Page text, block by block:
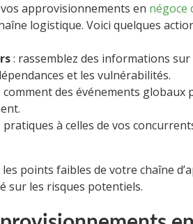
approvisionnements en négoce
logistique. Voici quelques
: rassemblez des informations
et les vulnérabilités.
comment des événements globaux
pratiques à celles de vos
points faibles de votre chaîne
sur les risques potentiels.